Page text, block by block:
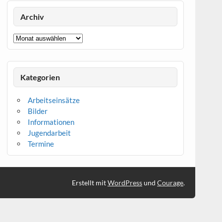
Archiv
Archiv
Kategorien
Arbeitseinsätze
Bilder
Informationen
Jugendarbeit
Termine
Erstellt mitWordPressund Courage.